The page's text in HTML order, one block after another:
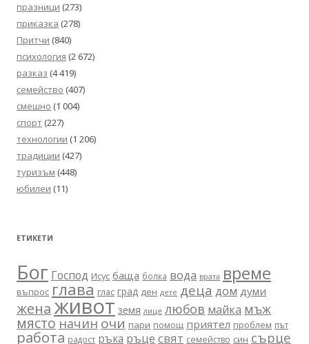
празници (273)
приказка (278)
Притчи (840)
психология (2 672)
разказ (4 419)
семейство (407)
смешно (1 004)
спорт (227)
технологии (1 206)
традиции (427)
туризъм (448)
юбилеи (11)
ЕТИКЕТИ
Бог Господ Исус баща болка вода врата време
въпрос глава глас град ден дете деца дом думи
женаживот земя лице любов майка мъж
място начин очи пари помощ приятел проблем път
работа радост ръка ръце свят семейство син сърце